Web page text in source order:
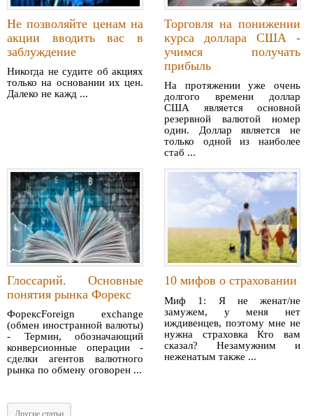
Не позволяйте ценам на
акции вводить вас в
заблуждение
Никогда не судите об акциях
только на основании их цен.
Далеко не кажд ...
Торговля на понижении
курса доллара США -
учимся получать
прибыль
На протяжении уже очень
долгого времени доллар
США является основной
резервной валютой номер
один. Доллар является не
только одной из наиболее
стаб ...
Глоссарий. Основные
понятия рынка Форекс
ФорексForeign exchange
(обмен иностранной валюты)
- Термин, обозначающий
конверсионные операции -
сделки агентов валютного
рынка по обмену оговорен ...
10 мифов о страховании
Миф 1: Я не женат/не
замужем, у меня нет
иждивенцев, поэтому мне не
нужна страховка Кто вам
сказал? Незамужним и
неженатым также ...
Другие статьи